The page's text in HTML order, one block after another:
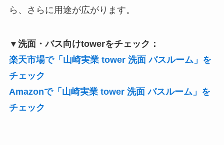
ら、さらに用途が広がります。
▼洗面・バス向けtowerをチェック：
楽天市場で「山崎実業 tower 洗面 バスルーム」を
チェック
Amazonで「山崎実業 tower 洗面 バスルーム」を
チェック